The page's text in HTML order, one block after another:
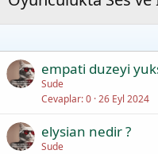
empati duzeyi
Sude
Cevaplar 0 26 Eyl 2024
elysian nedir ?
Sude